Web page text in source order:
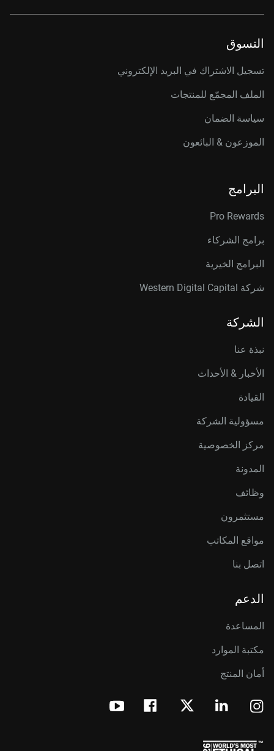
التسوق
تسجيل الاشتراك في البريد الإلكتروني
الملف المجمّع للمنتجات
سياسة الضمان
الموزعون & البائعون
البرامج
Pro Rewards
برامج الشركاء
البرامج الخيرية
شركة Western Digital Capital
الشركة
نبذة عنا
الأخبار & الأحداث
القيادة
مسؤولية الشركة
مركز الخصوصية
المدونة
وظائف
مستثمرون
مواقع المكاتب
اتصل بنا
الدعم
المساعدة
مكتبة الموارد
أمان المنتج